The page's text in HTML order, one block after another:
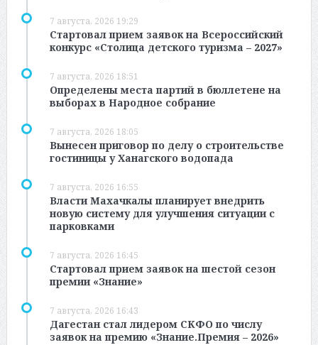
7 августа, 2026 19:29
Стартовал прием заявок на Всероссийский
конкурс «Столица детского туризма – 2027»
7 августа, 2026 18:51
Определены места партий в бюллетене на
выборах в Народное собрание
7 августа, 2026 18:05
Вынесен приговор по делу о строительстве
гостиницы у Ханагского водопада
7 августа, 2026 16:55
Власти Махачкалы планирует внедрить
новую систему для улучшения ситуации с
парковками
7 августа, 2026 16:45
Стартовал прием заявок на шестой сезон
премии «Знание»
7 августа, 2026 16:43
Дагестан стал лидером СКФО по числу
заявок на премию «Знание.Премия – 2026»